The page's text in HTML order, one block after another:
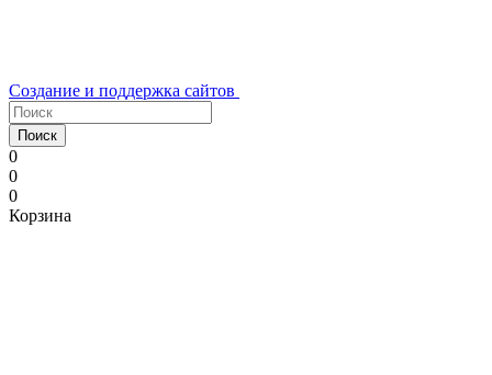
Создание и поддержка сайтов
Поиск
0
0
0
Корзина